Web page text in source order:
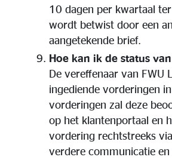
10 dagen per kwartaal
wordt betwist door een
aangetekende brief.
Hoe kan ik de status
De vereffenaar van FWU
ingediende vorderingen
vorderingen zal deze
op het klantenportaal en
vordering rechtstreeks
verdere communicatie